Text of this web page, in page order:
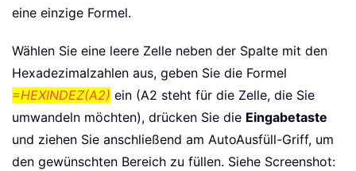
eine einzige Formel.
Wählen Sie eine leere Zelle neben der Spalte mit den
Hexadezimalzahlen aus, geben Sie die Formel
=HEXINDEZ(A2) ein (A2 steht für die Zelle, die Sie
umwandeln möchten), drücken Sie die Eingabetaste
und ziehen Sie anschließend am AutoAusfüll-Griff, um
den gewünschten Bereich zu füllen. Siehe Screenshot: